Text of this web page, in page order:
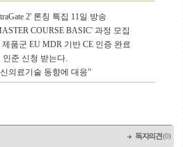
2' 론칭 특집 11일 방송
COURSE BASIC' 과정 모집
제품군 EU MDR 기반 CE 인증 완료
준 신청 받는다.
의료기술 동향에 대응”
독자의견(0)